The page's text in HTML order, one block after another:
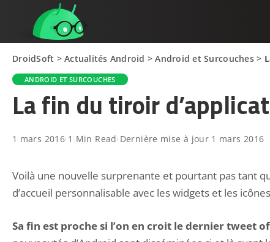
DroidSoft >Actualités Android >Android et Surcouches>
ANDROID ET SURCOUCHES
La fin du tiroir
1 mars 2016 1 Min Read Dernière mise à jour 1 mars 2016
Voilà une nouvelle surprenante et pourtant pas tant
d’accueil personnalisable avec les widgets et les
Sa fin est proche si l’on en croit le dernier tweet